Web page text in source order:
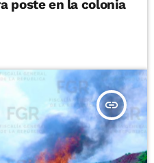
poste en la colonia
insert_link